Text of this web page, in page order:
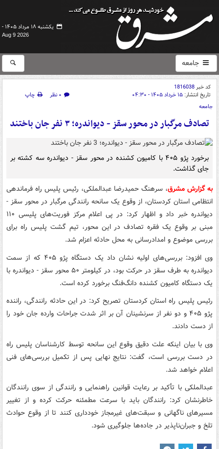
یکشنبه ۱۸ مرداد ۱۴۰۵ -
Aug 9 2026
جامعه
کد خبر1816038
تاریخ انتشار: ۱۵ خرداد ۱۴۰۵ - ۰۴:۳۰ ۰ نظر
چاپ
جامعه
تصادف مرگبار در محور سقز - دیواندره؛ ۳ نفر جان باختند
برخورد پژو ۴۰۵ با کامیون کشنده در محور سقز - دیواندره سه کشته بر
جای گذاشت.
به گزارش مشرق، سرهنگ حمیدرضا عبدالملکی، رئیس پلیس راه فرماندهی
انتظامی استان کردستان، از وقوع یک سانحه رانندگی مرگبار در محور سقز -
دیواندره خبر داد و اظهار کرد: در پی اعلام مرکز فوریت‌های پلیسی ۱۱۰
مبنی بر وقوع یک فقره تصادف در این محور، تیم گشت پلیس راه برای
بررسی موضوع و امدادرسانی به محل حادثه اعزام شد.
وی افزود: بررسی‌های اولیه نشان داد یک دستگاه پژو ۴۰۵ که از سمت
دیواندره به طرف سقز در حرکت بود، در کیلومتر ۵۰ محور سقز - دیواندره با
یک دستگاه کامیون کشنده دانگ‌فنگ برخورد کرده است.
رئیس پلیس راه استان کردستان تصریح کرد: در این حادثه رانندگی، راننده
پژو ۴۰۵ و دو نفر از سرنشینان آن بر اثر شدت جراحات وارده جان خود را
از دست دادند.
وی با بیان اینکه علت دقیق وقوع این سانحه توسط کارشناسان پلیس راه
در دست بررسی است، گفت: نتایج نهایی پس از تکمیل بررسی‌های فنی
اعلام خواهد شد.
عبدالملکی با تأکید بر رعایت قوانین راهنمایی و رانندگی از سوی رانندگان
خاطرنشان کرد: رانندگان باید با سرعت مطمئنه حرکت کرده و از تغییر
مسیرهای ناگهانی و سبقت‌های غیرمجاز خودداری کنند تا از وقوع حوادث
تلخ و جبران‌ناپذیر در جاده‌ها جلوگیری شود.